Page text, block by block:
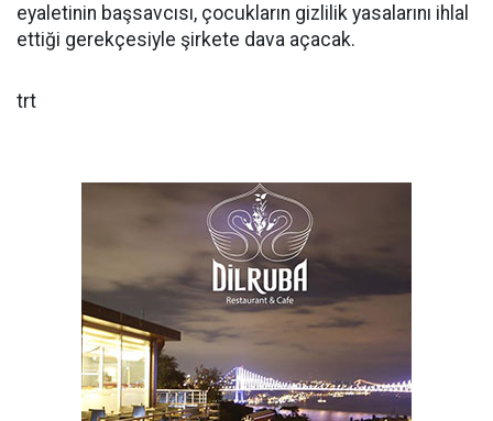
eyaletinin başsavcısı, çocukların gizlilik yasalarını ihlal
ettiği gerekçesiyle şirkete dava açacak.
trt